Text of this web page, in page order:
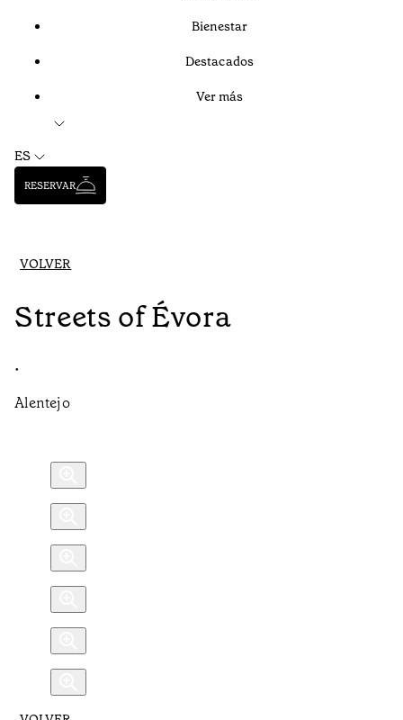
Bienestar
Destacados
Ver más
ES
RESERVAR
VOLVER
Streets of Évora
•
Alentejo